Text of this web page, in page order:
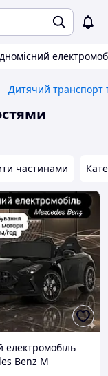
Дитячий транспорт
частинами
електромобіль
Benz M